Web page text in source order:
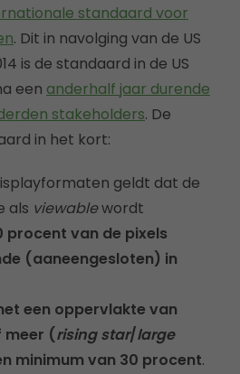
standaard voor
. Dit in navolging van de US
is de standaard in de US
een anderhalf jaar durende
stakeholders. De
in het kort:
geldt dat de
als viewablewordt
procent van de pixels
(aaneengesloten) in
een oppervlakte van
meer (rising star/large
minimum van 30 procent.